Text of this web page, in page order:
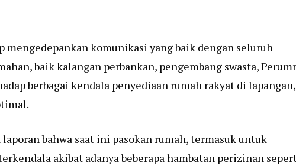
komunikasi yang baik dengan seluruh
baik kalangan perbankan, pengembang swasta,
berbagai kendala penyediaan rumah rakyat di lapangan,
bahwa saat ini pasokan rumah, termasuk untuk
akibat adanya beberapa hambatan perizinan